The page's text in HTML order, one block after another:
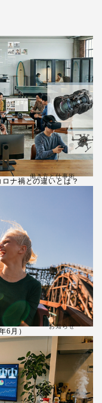
ナ禍との違いとは？
働き方と仕事術
6月）
お知らせ